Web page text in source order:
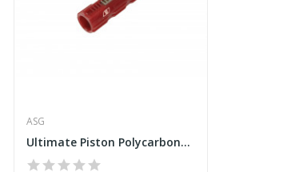
ASG
Ultimate Piston Polycarbonate M170 [ASG]